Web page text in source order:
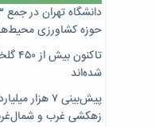
حوزه کشاورزی
شده‌اند
پیش‌بینی ۷‌
زهکشی غرب و